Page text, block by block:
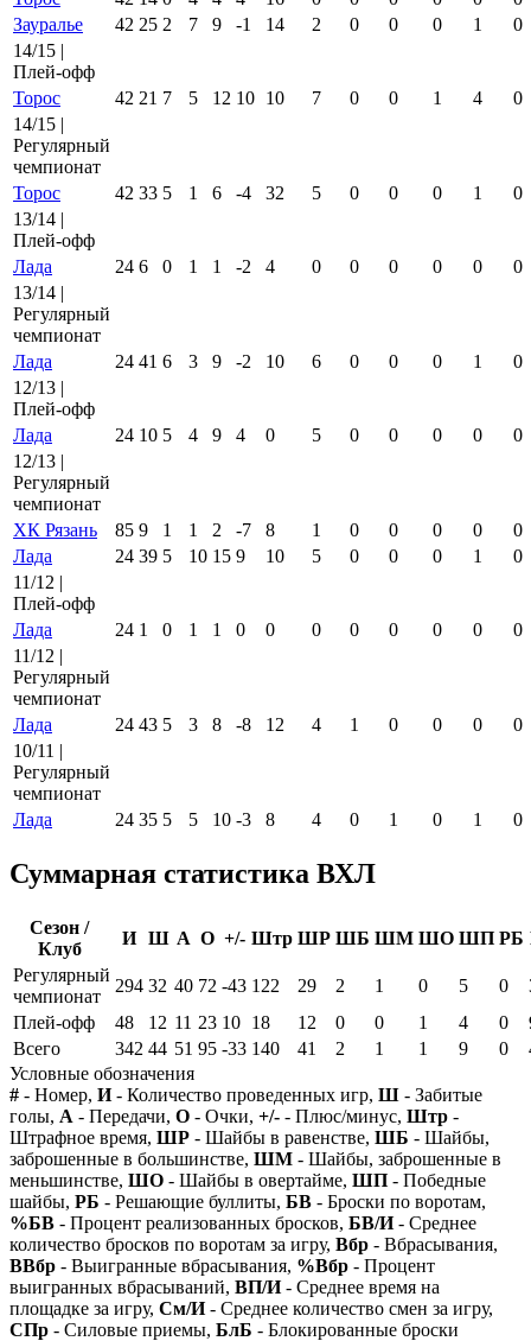
Зауралье
42 25 2 7 9 -1 14 2 0 0 0 1
0
14/15 |
Плей-офф
Торос
42 21 7 5 12 10 10 7 0 0 1 4
0
14/15 |
Регулярный
чемпионат
Торос
42 33 5 1 6 -4 32 5 0 0 0 1
0
13/14 |
Плей-офф
Лада
24 6 0 1 1 -2 4 0 0 0 0 0
0
13/14 |
Регулярный
чемпионат
Лада
24 41 6 3 9 -2 10 6 0 0 0 1
0
12/13 |
Плей-офф
Лада
24 10 5 4 9 4 0 5 0 0 0 0
0
12/13 |
Регулярный
чемпионат
ХК Рязань
85 9 1 1 2 -7 8 1 0 0 0 0
0
Лада
24 39 5 10 15 9 10 5 0 0 0 1
0
11/12 |
Плей-офф
Лада
24 1 0 1 1 0 0 0 0 0 0 0
0
11/12 |
Регулярный
чемпионат
Лада
24 43 5 3 8 -8 12 4 1 0 0 0
0
10/11 |
Регулярный
чемпионат
Лада
24 35 5 5 10 -3 8 4 0 1 0 1 0
Суммарная статистика ВХЛ
Сезон /
Клуб
И Ш А О +/- Штр ШР ШБ ШМ ШО ШП РБ
Регулярный
чемпионат
294 32 40 72 -43 122 29 2 1 0 5 0
Плей-офф
48 12 11 23 10 18 12 0 0 1 4 0
Всего
342 44 51 95 -33 140 41 2 1 1 9 0
Условные обозначения
# - Номер, И- Количество проведенных игр, Ш - Забитые
голы, А - Передачи, О - Очки, +/- - Плюс/минус, Штр -
Штрафное время, ШР - Шайбы в равенстве, ШБ - Шайбы,
заброшенные в большинстве, ШМ - Шайбы, заброшенные в
меньшинстве, ШО - Шайбы в овертайме, ШП - Победные
шайбы, РБ - Решающие буллиты, БВ - Броски по воротам,
%БВ - Процент реализованных бросков, БВ/И- Среднее
количество бросков по воротам за игру, Вбр - Вбрасывания,
ВВбр - Выигранные вбрасывания, %Вбр - Процент
выигранных вбрасываний, ВП/И- Среднее время на
площадке за игру, См/И- Среднее количество смен за игру,
СПр - Силовые приемы, БлБ - Блокированные броски